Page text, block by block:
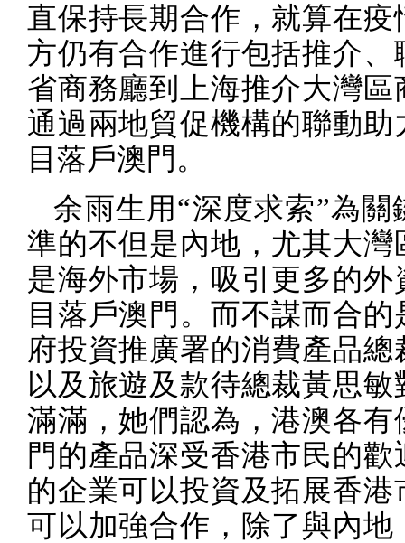
直保持長期合作，就算在疫
方仍有合作進行包括推介、
省商務廳到上海推介大灣區
通過兩地貿促機構的聯動助
目落戶澳門。
余雨生用“深度求索”為關
準的不但是內地，尤其大灣
是海外市場，吸引更多的外
目落戶澳門。而不謀而合的
府投資推廣署的消費產品總
以及旅遊及款待總裁黃思敏
滿滿，她們認為，港澳各有
門的產品深受香港市民的歡
的企業可以投資及拓展香港
可以加強合作，除了與內地